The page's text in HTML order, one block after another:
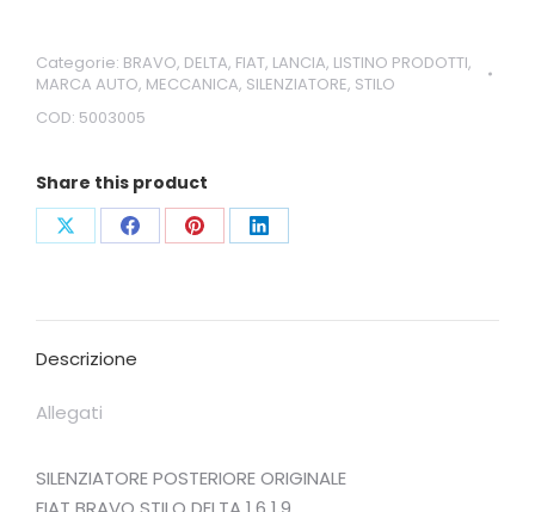
Categorie: BRAVO, DELTA, FIAT, LANCIA, LISTINO PRODOTTI,
MARCA AUTO, MECCANICA, SILENZIATORE, STILO
COD: 5003005
Share this product
CondividiCondividiCondividiCondividi
Descrizione
Allegati
SILENZIATORE POSTERIORE ORIGINALE